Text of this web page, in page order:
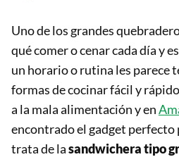
Uno de los grandes
qué comer o cenar cada día y
un horario o rutina les parece
formas de cocinar fácil y
a la mala alimentación y en
encontrado el gadget perfecto
trata de lasandwichera tipo